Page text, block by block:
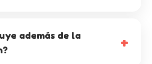
además de la